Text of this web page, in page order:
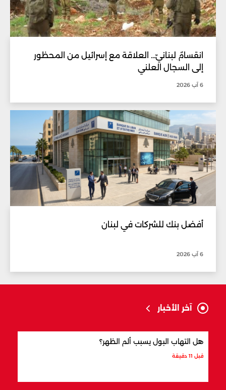
انقسامٌ لبنانيّ... العلاقة مع إسرائيل من المحظور
إلى السجال العلني
6 آب 2026
أفضل بنك للشركات في لبنان
6 آب 2026
آخر الأخبار
هل التهاب البول يسبب ألم الظهر؟
قبل 11 دقيقة